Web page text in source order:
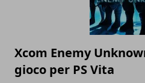
Xcom Enemy
gioco per PS Vita